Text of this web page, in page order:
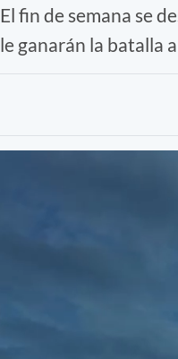
El fin de semana se
le ganarán la batalla